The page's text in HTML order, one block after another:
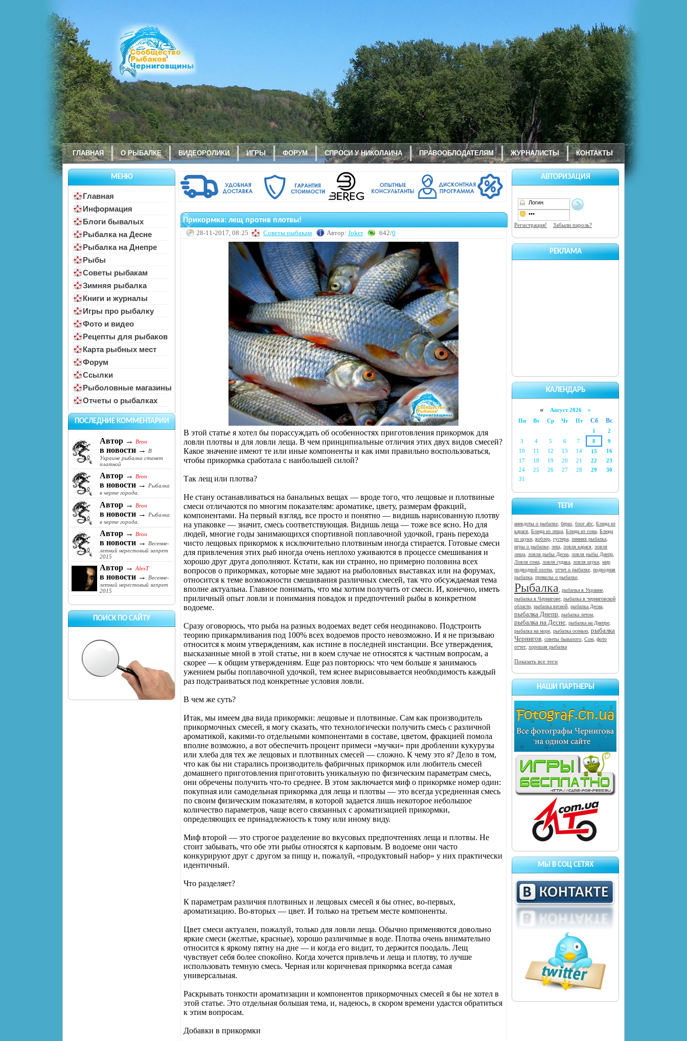
ГЛАВНАЯ О РЫБАЛКЕ ВИДЕОРОЛИКИ ИГРЫ ФОРУМ СПРОСИ У НИКОЛАИЧА ПРАВООБЛОДАТЕЛЯМ ЖУРНАЛИСТЫ КОНТАКТЫ
МЕНЮ
Главная
Информация
Блоги бывалых
Рыбалка на Десне
Рыбалка на Днепре
Рыбы
Советы рыбакам
Зимняя рыбалка
Книги и журналы
Игры про рыбалку
Фото и видео
Рецепты для рыбаков
Карта рыбных мест
Форум
Ссылки
Рыболовные магазины
Отчеты о рыбалках
ПОСЛЕДНИЕ КОММЕНТАРИИ
Автор → Bron
в новости →
В
Украине рыбалка станет
платной
Автор → Bron
в новости →
Рыбалка
в черте города.
Автор → Bron
в новости →
Рыбалка
в черте города.
Автор → Bron
в новости →
Весенне-
летний нерестовый запрет
2015
Автор → AlexT
в новости →
Весенне-
летний нерестовый запрет
2015
ПОИСК ПО САЙТУ
АВТОРИЗАЦИЯ
Регистрация! Забыли пароль?
РЕКЛАМА
КАЛЕНДАРЬ
« Август 2026 »
Пн
Вт Ср Чт Пт Сб Вс
1
2
3
4 5 6 7 8
9
10
11 12 13 14 15
16
17
18 19 20 21 22
23
24
25 26 27 28 29
30
31
ТЕГИ
анекдоты о рыбалке, берш, блог abc, Блюда из
карася, Блюда из леща, Блюда из сома, Блюда
из щуки, воблер, густера, зимняя рыбалка,
игры о рыбалке, лещ, ловля карася, ловля
леща, ловля рыбы Десна, ловля рыбы Днепр,
Ловля сома, ловля судака, ловля щуки, мир
подводной охоты, отчет о рыбалке, подводная
рыбалка, приколы о рыбалке,
Рыбалка, рыбалка в Украине,
рыбалка в Чернигове, рыбалка в черниговской
области, рыбалка весной, рыбалка Десна,
рыбалка Днепр, рыбалка летом,
рыбалка на Десне, рыбалка на Днепре,
рыбалка на море, рыбалка осенью, рыбалка
Чернигов, советы бывалого, Сом, фото
отчет, хорошая рыбалка
Показать все теги
НАШИ ПАРТНЕРЫ
МЫ В СОЦ СЕТЯХ
Прикормка: лещ против плотвы!
28-11-2017, 08:25 Советы рыбакам Автор: Joker 642/0
В этой статье я хотел бы порассуждать об особенностях приготовления прикормок для
ловли плотвы и для ловли леща. В чем принципиальные отличия этих двух видов смесей?
Какое значение имеют те или иные компоненты и как ими правильно воспользоваться,
чтобы прикормка сработала с наибольшей силой?
Так лещ или плотва?
Не стану останавливаться на банальных вещах — вроде того, что лещовые и плотвиные
смеси отличаются по многим показателям: ароматике, цвету, размерам фракций,
компонентами. На первый взгляд, все просто и понятно — видишь нарисованную плотву
на упаковке — значит, смесь соответствующая. Видишь леща — тоже все ясно. Но для
людей, многие годы занимающихся спортивной поплавочной удочкой, грань перехода
чисто лещовых прикормок к исключительно плотвиным иногда стирается. Готовые смеси
для привлечения этих рыб иногда очень неплохо уживаются в процессе смешивания и
хорошо друг друга дополняют. Кстати, как ни странно, но примерно половина всех
вопросов о прикормках, которые мне задают на рыболовных выставках или на форумах,
относится к теме возможности смешивания различных смесей, так что обсуждаемая тема
вполне актуальна. Главное понимать, что мы хотим получить от смеси. И, конечно, иметь
приличный опыт ловли и понимания повадок и предпочтений рыбы в конкретном
водоеме.
Сразу оговорюсь, что рыба на разных водоемах ведет себя неодинаково. Подстроить
теорию прикармливания под 100% всех водоемов просто невозможно. И я не призываю
относится к моим утверждениям, как истине в последней инстанции. Все утверждения,
высказанные мной в этой статье, ни в коем случае не относятся к частным вопросам, а
скорее — к общим утверждениям. Еще раз повторюсь: что чем больше я занимаюсь
ужением рыбы поплавочной удочкой, тем яснее вырисовывается необходимость каждый
раз подстраиваться под конкретные условия ловли.
В чем же суть?
Итак, мы имеем два вида прикормки: лещовые и плотвиные. Сам как производитель
прикормочных смесей, я могу сказать, что технологически получить смесь с различной
ароматикой, какими-то отдельными компонентами в составе, цветом, фракцией помола
вполне возможно, а вот обеспечить процент примеси «мучки» при дроблении кукурузы
или хлеба для тех же лещовых и плотвиных смесей — сложно. К чему это я? Дело в том,
что как бы ни старались производитель фабричных прикормок или любитель смесей
домашнего приготовления приготовить уникальную по физическим параметрам смесь,
они обречены получить что-то среднее. В этом заключается миф о прикормке номер один:
покупная или самодельная прикормка для леща и плотвы — это всегда усредненная смесь
по своим физическим показателям, в которой задается лишь некоторое небольшое
количество параметров, чаще всего связанных с ароматизацией прикормки,
определяющих ее принадлежность к тому или иному виду.
Миф второй — это строгое разделение во вкусовых предпочтениях леща и плотвы. Не
стоит забывать, что обе эти рыбы относятся к карповым. В водоеме они часто
конкурируют друг с другом за пищу и, пожалуй, «продуктовый набор» у них практически
идентичный.
Что разделяет?
К параметрам различия плотвиных и лещовых смесей я бы отнес, во-первых,
ароматизацию. Во-вторых — цвет. И только на третьем месте компоненты.
Цвет смеси актуален, пожалуй, только для ловли леща. Обычно применяются довольно
яркие смеси (желтые, красные), хорошо различимые в воде. Плотва очень внимательно
относится к яркому пятну на дне — и когда его видит, то держится поодаль. Лещ
чувствует себя более спокойно. Когда хочется привлечь и леща и плотву, то лучше
использовать темную смесь. Черная или коричневая прикормка всегда самая
универсальная.
Раскрывать тонкости ароматизации и компонентов прикормочных смесей я бы не хотел в
этой статье. Это отдельная большая тема, и, надеюсь, в скором времени удастся обратиться
к этим вопросам.
Добавки в прикормки